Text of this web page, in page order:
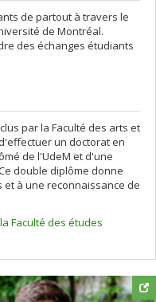
de partout à travers le
de Montréal.
des échanges étudiants
par la Faculté des arts et
un doctorat en
de l'UdeM et d'une
double diplôme donne
et à une reconnaissance de
Faculté des études